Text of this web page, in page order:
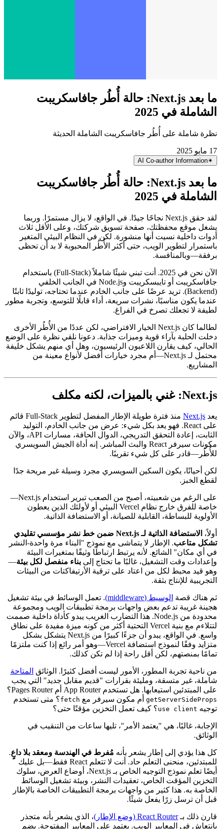
الشاملة في 2025
نظرة شاملة على أُطُر جافاسكريبت الشاملة الحديثة
✴︎
AI Co-author Information
الشاملة في 2025
لقد حقق Next.js نجاحًا جيدًا. في الواقع، لا يزال مستمرًا. وربما
يشغل موقع محفظتك، صفحة تسويق شركتك، وعلى الأقل ثلاث
أدوات داخلية نسيت أنها منشورة. لكن في النظام البيئي المتغير
باستمرار لتطوير الويب، حتى أكثر الأُطُر المحبوبة لا بد أن تحظى
برفقة—وبالمنافسة.
الآن نحن في 2025. أنت تبني شيئًا شاملاً (Full-Stack) باستخدام
جافاسكريبت أو تايبسكريبت وNode.js في الجانب الخلفي
(Backend). تريد عرضًا على جانب الخادم عندما تحتاجه، توليدًا ثابتًا
عندما يكون مناسبًا، نشرات سريعة، أداء قابلًا للتوسع، وتجربة مطور
لطيفة لا تجعلك تصرخ في الفراغ.
لطالما كان Next.js الخيار الافتراضي، لكن عددًا من الأُطُر الأخرى
دخلت الحلبة بآراء قوية وميزات جذابة. دعونا نلقي نظرة على الوضع
الحالي، كيف يقارن اللاعبون الرئيسيون، وهل أي منهم يشكل خليفة
محتمل لـ Next.js—أم مجرد خيارات أفضل لأنواع معينة من
Next.js: غني بالميزات، لكنه مكلف
يعدNext.js
منذ فترة طويلة الإطار المفضل لتطوير Full-Stack قائم
على React. فهو يعد بكل شيء: عرض من جانب الخادم، التوليد
مكونات سيرفر React والبث المباشر. إنه أداة الجيش السويسري
للأُطُر—قادر على كل شيء تقريبًا.
لكن أحيانًا، يكون السكين السويسري مجرد وسيلة غير مريحة جدًا
لقطع الخبز.
خاصة للفرق خارج نظام Vercel البيئي أو لأولئك الذين يعطون
الأولوية للبساطة، القابلية للصيانة، أو الاستضافة الذاتية.
أولاً،
الاستضافة الذاتية لـ Next.js ضمن خط نشر مؤسسي تقليدي
تشكل متاعب. الإطار لا يتماشى مع نموذج "البناء مرة واحدة-النشر
في أي مكان" الشائع. لأنه يرتبط ارتباطًا وثيقًا بمتغيرات البيئة
وإعدادات وقت التشغيل، غالبًا ما تحتاج إلى
وهو قيد محبط لكل من اعتاد على ترقية الأرتيفاكتات من البيئات
التجريبية للإنتاج بثقة.
ثم هناك قصةالوسيط (middleware)
. تعمل الوسائط في بيئة تشغيل
هجينة غريبة تدعم بعض واجهات برمجة تطبيقات الويب ومجموعة
محدودة من Node.js. هذا التضارب الغريب يبدو كأداة داخلية صممت
لتتلاءم مع بنية Vercel التحتية أكثر من كونه ميزة مفيدة على نطاق
متزايد وفقًا لنموذج استضافة Vercel—وهو أمر رائع إذا كنت ملتزمًا
تمامًا بمنصتهم، لكن أقل راحة إذا لم تكن كذلك.
من ناحية تجربة المطور، الأمور ليست أفضل كثيرًا. الوثائقالمتاحة
شاملة، غير متسقة، ومليئة بقرارات "قديم مقابل جديد" التي يجب
على المبتدئين استيعابها. هل تستخدم App Router أم Pages Router؟
getServerSideProps أم مكون سيرفر مع fetch ؟ متى تستخدم
توجيه
use client ؟ كيف تعمل التخزين مؤقتًا حتى؟
الإجابة، غالبًا، هي "يعتمد الأمر"، تليها ساعات من التنقيب في
الوثائق.
كل هذا يؤدي إلى إطار يشعر بأنهمُفرط في الهندسة ومعقد بلا داعٍ
للمبتدئين، منحنى التعلم حاد. أنت لا تتعلم React فقط—بل عليك
أيضًا تعلم نموذج التوجيه الخاص بـ Next.js، أوضاع العرض، سلوك
التخزين المؤقت الخاص، تعقيدات النشر، وبيئة تشغيل الوسائط
الخاصة به. هذا كثير من واجهات برمجة التطبيقات الخاصة بالإطار
قبل أن ترسل زرًا يفعل شيئًا.